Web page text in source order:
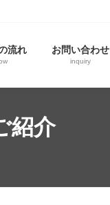
流れ お問い合わせ
inquiry
紹介